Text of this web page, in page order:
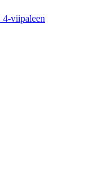
4-viipaleen